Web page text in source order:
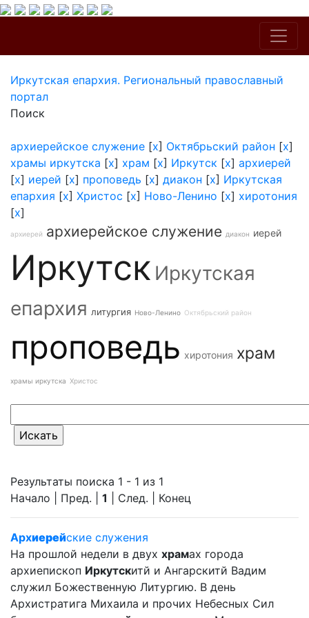
Иркутская епархия. Региональный православный
портал
Поиск
архиерейское служение [x] Октябрьский район [x]
храмы иркутска [x] храм [x] Иркутск [x] архиерей
[x] иерей [x] проповедь [x] диакон [x] Иркутская
епархия [x] Христос [x] Ново-Ленино [x] хиротония
[x]
архиерей архиерейское служение диакон иерей
Иркутск Иркутская
епархия литургия Ново-Ленино Октябрьский район
проповедь хиротония храм
храмы иркутска Христос
Результаты поиска 1 - 1 из 1
Начало | Пред. | 1 | След. | Конец
Архиерейские служения
На прошлой недели в двух храмах города
архиепископ Иркутскитй и Ангарскитй Вадим
служил Божественную Литургию. В день
Архистратига Михаила и прочих Небесных Сил